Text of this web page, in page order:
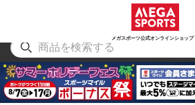
メガスポーツ公式オンラインショップ
アウトドア